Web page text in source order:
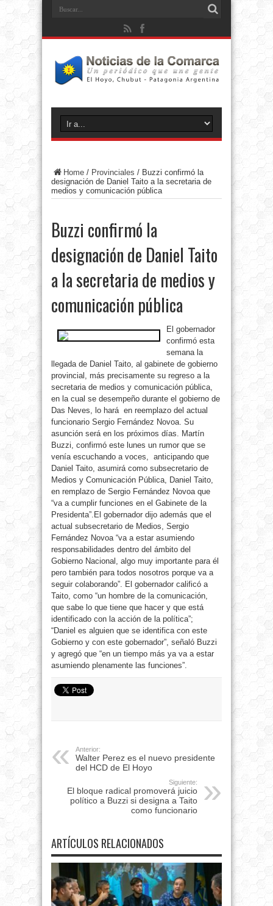
Home / Provinciales / Buzzi confirmó la
designación de Daniel Taito a la secretaria de
medios y comunicación pública
Buzzi confirmó la
designación de Daniel Taito
a la secretaria de medios y
comunicación pública
El gobernador
confirmó esta
semana la
llegada de Daniel Taito, al gabinete de gobierno
provincial, más precisamente su regreso a la
secretaria de medios y comunicación pública,
en la cual se desempeño durante el gobierno de
Das Neves, lo hará en reemplazo del actual
funcionario Sergio Fernández Novoa. Su
asunción será en los próximos días. Martín
Buzzi, confirmó este lunes un rumor que se
venía escuchando a voces, anticipando que
Daniel Taito, asumirá como subsecretario de
Medios y Comunicación Pública, Daniel Taito,
en remplazo de Sergio Fernández Novoa que
“va a cumplir funciones en el Gabinete de la
Presidenta”.El gobernador dijo además que el
actual subsecretario de Medios, Sergio
Fernández Novoa “va a estar asumiendo
responsabilidades dentro del ámbito del
Gobierno Nacional, algo muy importante para él
pero también para todos nosotros porque va a
seguir colaborando”. El gobernador calificó a
Taito, como “un hombre de la comunicación,
que sabe lo que tiene que hacer y que está
identificado con la acción de la política”;
“Daniel es alguien que se identifica con este
Gobierno y con este gobernador”, señaló Buzzi
y agregó que “en un tiempo más ya va a estar
asumiendo plenamente las funciones”.
Anterior:
Walter Perez es el nuevo presidente
del HCD de El Hoyo
Siguiente:
El bloque radical promoverá juicio
político a Buzzi si designa a Taito
como funcionario
ARTÍCULOS RELACIONADOS